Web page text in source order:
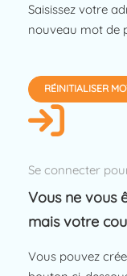
Saisissez votre
nouveau mot de
RÉINITIALISER
Se connecter
Vous ne vous
mais votre
Vous pouvez